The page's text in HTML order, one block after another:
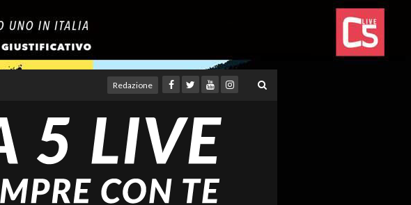
Redazione